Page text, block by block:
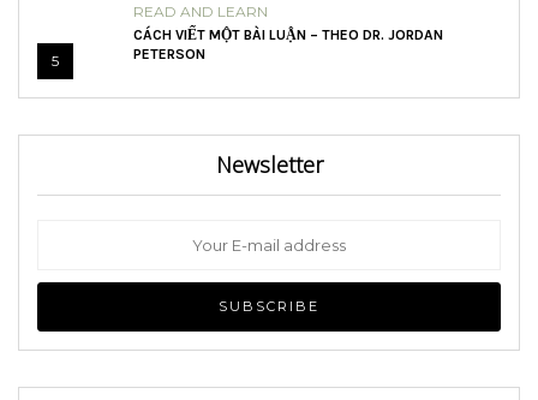
5
READ AND LEARN
CÁCH VIẾT MỘT BÀI LUẬN – THEO DR. JORDAN
PETERSON
Newsletter